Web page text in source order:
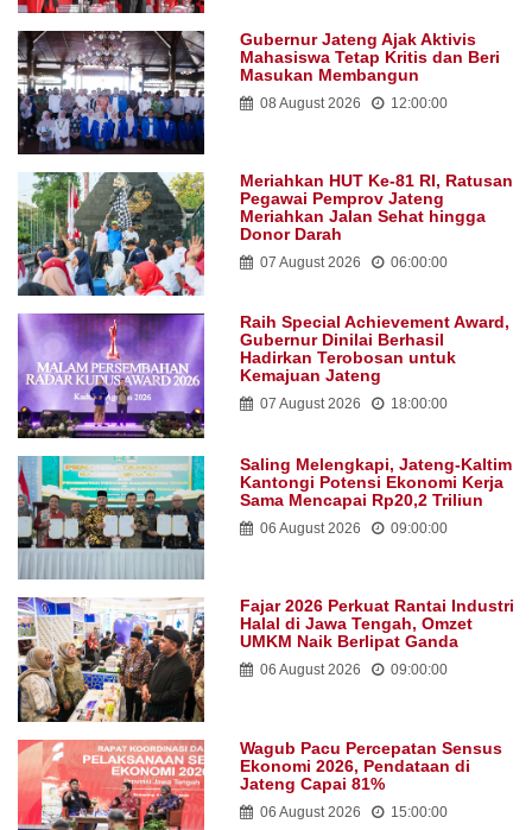
Gubernur Jateng Ajak Aktivis
Mahasiswa Tetap Kritis dan Beri
Masukan Membangun
08 August 2026 12:00:00
Meriahkan HUT Ke-81 RI, Ratusan
Pegawai Pemprov Jateng
Meriahkan Jalan Sehat hingga
Donor Darah
07 August 2026 06:00:00
Raih Special Achievement Award,
Gubernur Dinilai Berhasil
Hadirkan Terobosan untuk
Kemajuan Jateng
07 August 2026 18:00:00
Saling Melengkapi, Jateng-Kaltim
Kantongi Potensi Ekonomi Kerja
Sama Mencapai Rp20,2 Triliun
06 August 2026 09:00:00
Fajar 2026 Perkuat Rantai Industri
Halal di Jawa Tengah, Omzet
UMKM Naik Berlipat Ganda
06 August 2026 09:00:00
Wagub Pacu Percepatan Sensus
Ekonomi 2026, Pendataan di
Jateng Capai 81%
06 August 2026 15:00:00